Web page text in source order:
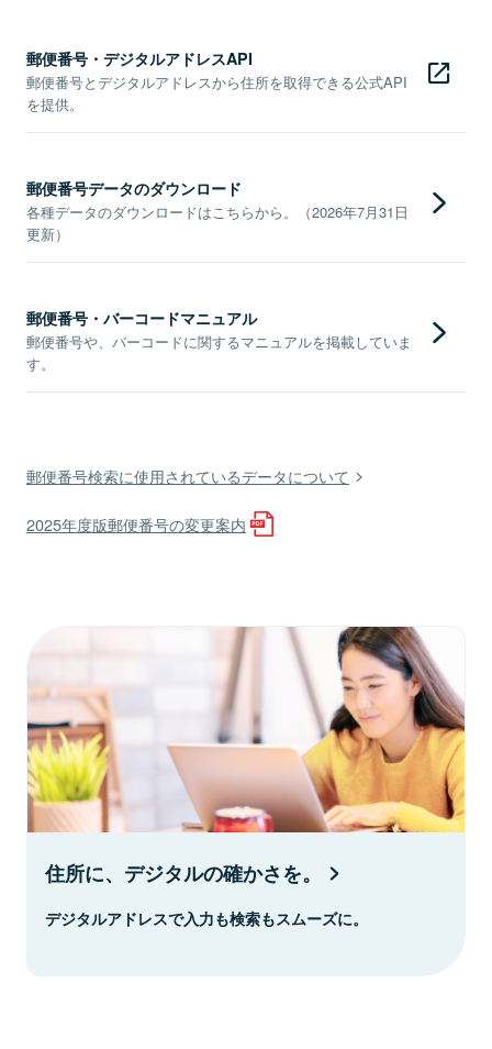
郵便番号・デジタルアドレスAPI
郵便番号とデジタルアドレスから住所を取得できる公式API
を提供。
郵便番号データのダウンロード
各種データのダウンロードはこちらから。（2026年7月31日
更新）
郵便番号・バーコードマニュアル
郵便番号や、バーコードに関するマニュアルを掲載していま
す。
郵便番号検索に使用されているデータについて
2025年度版郵便番号の変更案内
住所に、デジタルの確かさを。
デジタルアドレスで入力も検索もスムーズに。